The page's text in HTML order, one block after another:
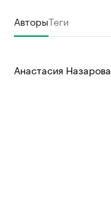
АвторыТеги
Анастасия Назарова